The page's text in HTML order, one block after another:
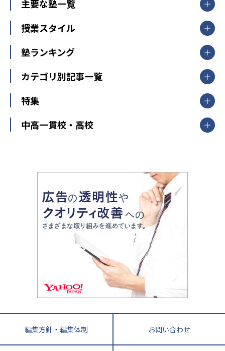
山形県
福島県
関東
東京都
神奈川県
茨城県
栃木県
群馬県
新潟県
中部
愛知県
静岡県
長野県
大阪府
兵庫県 京都府 奈良県
和歌山県
鳥取県
島根県 岡山県 広島県
香川県
高知県
長崎県 熊本県
鹿児島県 沖縄県
主要な塾一覧
【掲載塾一覧を見る】
東京個別指導学院
明光義塾
個別教室のトライ
武田塾
授業スタイル
個別指導
オンライン指導
塾ランキング
中学受験ランキング
カテゴリ別記事一覧
中学受験
大学受験
教育全般
中学受験に熱心な市区町村ランキング
小学校受験
家庭教師
特集
開成番長直伝！子どもの受験を成功させる方法
運動と遊びを考える
情報Ⅰ、数学が苦手な人注目！最短距離の学力
アップ法
悩み多き「大学受験」相談室
英語・英会話・英検対策
小学校教師が解説！中学受験のリアル
教育ジャーナリストが徹底解説！ 大学受験の羅
中高一貫校・高校
大学入試改革
ママテクエグザム
進化する中高一貫校・高校
編集方針・編集体制 お問い合わせ